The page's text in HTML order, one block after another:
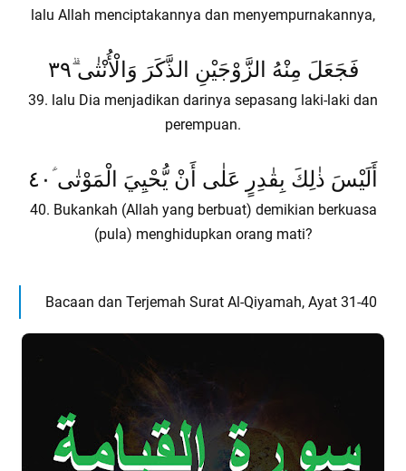
lalu Allah menciptakannya dan menyempurnakannya,
فَجَعَلَ مِنْهُ الزَّوْجَيْنِ الذَّكَرَ وَالْأُنْثٰى ۗ٣٩
39. lalu Dia menjadikan darinya sepasang laki-laki dan
perempuan.
أَلَيْسَ ذٰلِكَ بِقٰدِرٍ عَلٰى أَنْ يُّحْيِيَ الْمَوْتٰى ؑ٤٠
40. Bukankah (Allah yang berbuat) demikian berkuasa
(pula) menghidupkan orang mati?
Bacaan dan Terjemah Surat Al-Qiyamah, Ayat 31-40